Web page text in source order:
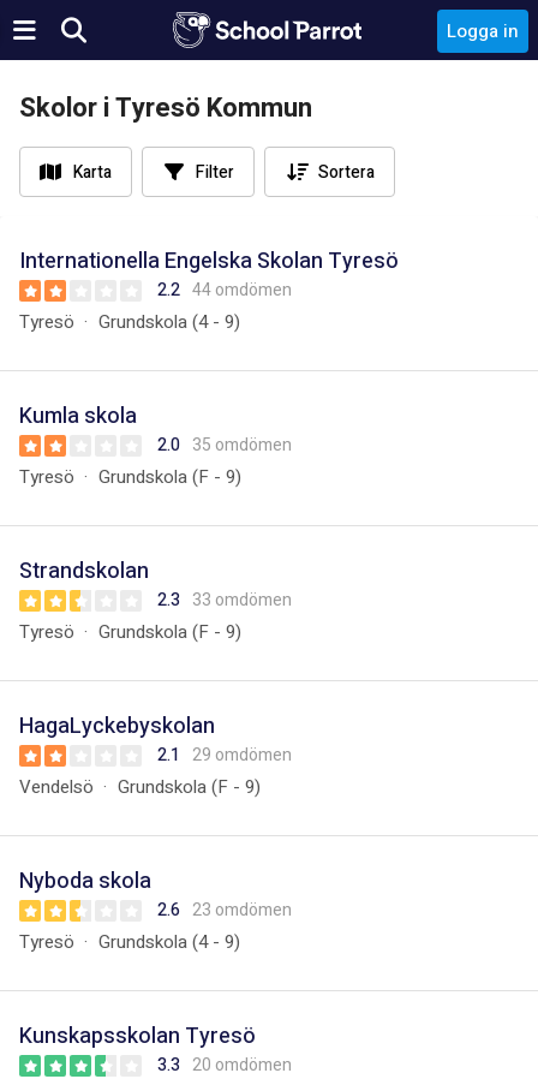
Logga in
Skolor i Tyresö Kommun
Karta Filter Sortera
Internationella Engelska Skolan Tyresö
2.2 44 omdömen
Tyresö Grundskola (4 - 9)
Kumla skola
2.0 35 omdömen
Tyresö Grundskola (F - 9)
Strandskolan
2.3 33 omdömen
Tyresö Grundskola (F - 9)
HagaLyckebyskolan
2.1 29 omdömen
Vendelsö Grundskola (F - 9)
Nyboda skola
2.6 23 omdömen
Tyresö Grundskola (4 - 9)
Kunskapsskolan Tyresö
3.3 20 omdömen